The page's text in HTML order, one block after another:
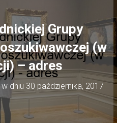
Grupy
(w
– adres
w dniu 30 października, 2017